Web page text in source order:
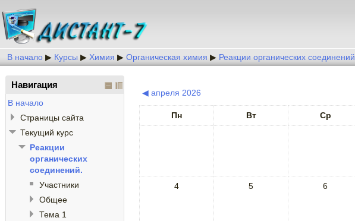
В начало ▶ Курсы ▶ Химия ▶ Органическая химия ▶ Реакции органических соединений.
◀ апреля 2026
Пн Вт Ср
4 5 6
Навигация
В начало
Страницы сайта
Текущий курс
Реакции
органических
соединений.
Участники
Общее
Тема 1